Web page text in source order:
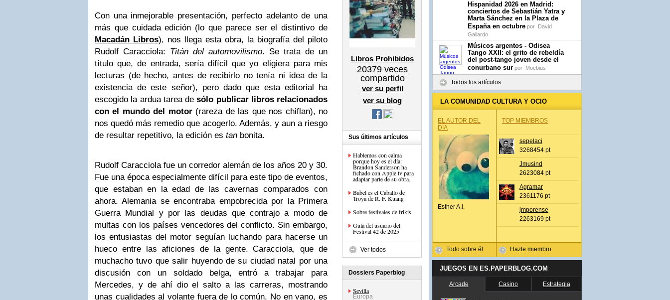
Con una inmejorable presentación, perfecto adelanto de una
más que cuidada edición (lo que parece ser el distintivo de
Macadán Libros), nos llega esta obra, la biografía del piloto
Rudolf Caracciola: Titán del automovilismo. Se trata de un
título que, de entrada, sería difícil que yo eligiera para mis
lecturas (de hecho, antes de recibirlo no tenía ni idea de la
existencia de este señor), pero dado que esta editorial ha
escogido la ardua tarea desólo publicar libros relacionados
con el mundo del motor(rareza de las que nos chiflan), no
nos quedó más remedio que acogerlo. Además, y aun a riesgo
de resultar repetitivo, la edición es tan bonita.
Rudolf Caracciola fue un corredor alemán de los años 20 y 30.
Fue una época especialmente difícil para este tipo de eventos,
que estaban en la edad de las cavernas comparados con
ahora. Alemania se encontraba empobrecida por la Primera
Guerra Mundial y por las deudas que contrajo a modo de
multas con los países vencedores del conflicto. Sin embargo,
los entusiastas del motor seguían luchando para hacerse un
hueco entre las aficiones de la gente. Caracciola, que de
muchacho tuvo que salir huyendo de su ciudad natal por una
discusión con un soldado belga, entró a trabajar para
Mercedes, y de ahí dio el salto a las carreras, mostrando
unas cualidades al volante fuera de lo común. No en vano, es
Libros Prohibidos
20379 veces
compartido
ver su perfil
ver su blog
Sus últimos artículos
Hablemos con calma
porque hoy es el día:
Brandon Sanderson ha
fichado con Apple tv para
adaptar parte de su obra.
Babel es el Caballo de
Troya de R. F. Kuang
Sobre festivales de frikis
Guía del usuario del
Festival 42 de 2025
Ver todos
Dossiers Paperblog
Sevilla
Europa
Hispanidad 2026 en Madrid:
conciertos de Sebastián Yatra y
Marta Sánchez en la Plaza de
España en octubre por David
Gallardo
Músicos argentos - Odisea
Tango XXII: el grito de rebeldía
del post-tango joven desde el
conurbano sur por Moebius
Todos los artículos
LA COMUNIDAD CULTURA Y OCIO
EL AUTOR DEL
DÍA
Esther A.l.
Todo sobre él
TOP MIEMBROS
sepelaci
3268454 pt
Jmusind
2623084 pt
Agramar
2361176 pt
jmporense
2263169 pt
Hazte miembro
JUEGOS EN ES.PAPERBLOG.COM
Arcade Casino Estrategia